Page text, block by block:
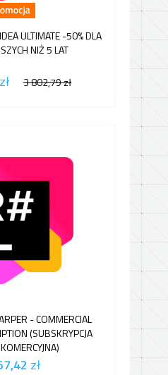
ULTIMATE -50% DLA
NIŻ 5 LAT
zł 3 802,79zł
- COMMERCIAL
(SUBSKRYPCJA
zł